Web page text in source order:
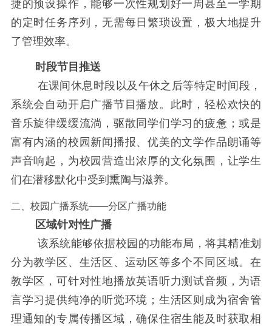
捷的预设操作，能够一次性规划好一周甚至一学期
的定时任务序列，无需每日繁琐设置，极大地提升
了管理效率。
时段节目推送
在课间休息时段以及午休之后等特定时间段，
系统会自动开启广播节目播放。此时，轻松欢快的
音乐旋律缓缓流淌，驱散同学们学习的疲惫；或是
富有内涵的校园新闻播报、优美的文学作品朗诵等
声音响起，为校园营造出浓厚的文化氛围，让学生
们在潜移默化中受到熏陶与滋养。
二、校园广播系统——分区广播功能
区域针对性广播
该系统能够依据校园的功能布局，将其精准划
分为教学区、生活区、运动区等多个不同区域。在
教学区，可针对性地播放英语听力测试音频，为语
言学习提供纯净的听觉环境；生活区则成为宿舍管
理通知的专属传播区域，确保住宿生能及时获取相